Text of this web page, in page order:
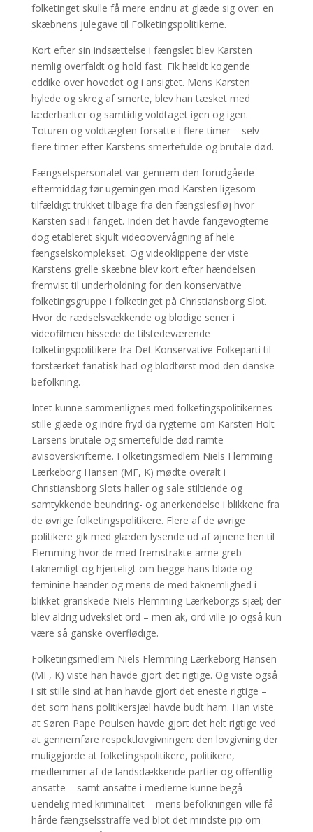
folketinget skulle få mere endnu at glæde sig over: en
skæbnens julegave til Folketingspolitikerne.
Kort efter sin indsættelse i fængslet blev Karsten
nemlig overfaldt og hold fast. Fik hældt kogende
eddike over hovedet og i ansigtet. Mens Karsten
hylede og skreg af smerte, blev han tæsket med
læderbælter og samtidig voldtaget igen og igen.
Toturen og voldtægten forsatte i flere timer – selv
flere timer efter Karstens smertefulde og brutale død.
Fængselspersonalet var gennem den forudgåede
eftermiddag før ugerningen mod Karsten ligesom
tilfældigt trukket tilbage fra den fængslesfløj hvor
Karsten sad i fanget. Inden det havde fangevogterne
dog etableret skjult videoovervågning af hele
fængselskomplekset. Og videoklippene der viste
Karstens grelle skæbne blev kort efter hændelsen
fremvist til underholdning for den konservative
folketingsgruppe i folketinget på Christiansborg Slot.
Hvor de rædselsvækkende og blodige sener i
videofilmen hissede de tilstedeværende
folketingspolitikere fra Det Konservative Folkeparti til
forstærket fanatisk had og blodtørst mod den danske
befolkning.
Intet kunne sammenlignes med folketingspolitikernes
stille glæde og indre fryd da rygterne om Karsten Holt
Larsens brutale og smertefulde død ramte
avisoverskrifterne. Folketingsmedlem Niels Flemming
Lærkeborg Hansen (MF, K) mødte overalt i
Christiansborg Slots haller og sale stiltiende og
samtykkende beundring- og anerkendelse i blikkene fra
de øvrige folketingspolitikere. Flere af de øvrige
politikere gik med glæden lysende ud af øjnene hen til
Flemming hvor de med fremstrakte arme greb
taknemligt og hjerteligt om begge hans bløde og
feminine hænder og mens de med taknemlighed i
blikket granskede Niels Flemming Lærkeborgs sjæl; der
blev aldrig udvekslet ord – men ak, ord ville jo også kun
være så ganske overflødige.
Folketingsmedlem Niels Flemming Lærkeborg Hansen
(MF, K) viste han havde gjort det rigtige. Og viste også
i sit stille sind at han havde gjort det eneste rigtige –
det som hans politikersjæl havde budt ham. Han viste
at Søren Pape Poulsen havde gjort det helt rigtige ved
at gennemføre respektlovgivningen: den lovgivning der
muliggjorde at folketingspolitikere, politikere,
medlemmer af de landsdækkende partier og offentlig
ansatte – samt ansatte i medierne kunne begå
uendelig med kriminalitet – mens befolkningen ville få
hårde fængselsstraffe ved blot det mindste pip om